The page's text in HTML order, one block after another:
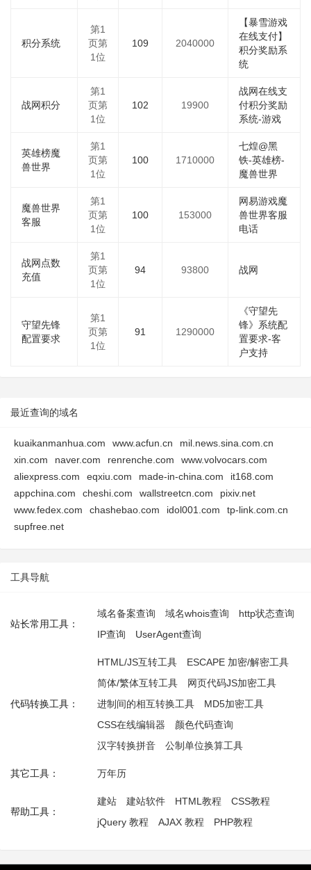
积分系统
第1
页第
1位
109 2040000
【暴雪游戏
在线支付】
积分奖励系
统
战网积分
第1
页第
1位
102 19900
战网在线支
付积分奖励
系统-游戏
英雄榜魔
兽世界
第1
页第
1位
100 1710000
七煌@黑
铁-英雄榜-
魔兽世界
魔兽世界
客服
第1
页第
1位
100 153000
网易游戏魔
兽世界客服
电话
战网点数
充值
第1
页第
1位
94 93800 战网
守望先锋
配置要求
第1
页第
1位
91 1290000
《守望先
锋》系统配
置要求-客
户支持
最近查询的域名
kuaikanmanhua.com www.acfun.cn
mil.news.sina.com.cn
xin.com
naver.com renrenche.com
www.volvocars.com
aliexpress.com
eqxiu.com made-in-china.com
it168.com
appchina.com
cheshi.com wallstreetcn.com
pixiv.net
www.fedex.com
chashebao.com idol001.com
tp-link.com.cn
supfree.net
工具导航
站长常用工具：
域名备案查询 域名whois查询
http状态查询
IP查询
UserAgent查询
代码转换工具：
HTML/JS互转工具
ESCAPE 加密/解密工具
简体/繁体互转工具
网页代码JS加密工具
进制间的相互转换工具
MD5加密工具
CSS在线编辑器
颜色代码查询
汉字转换拼音
公制单位换算工具
其它工具： 万年历
帮助工具：
建站 建站软件 HTML教程
CSS教程
jQuery 教程
AJAX 教程 PHP教程